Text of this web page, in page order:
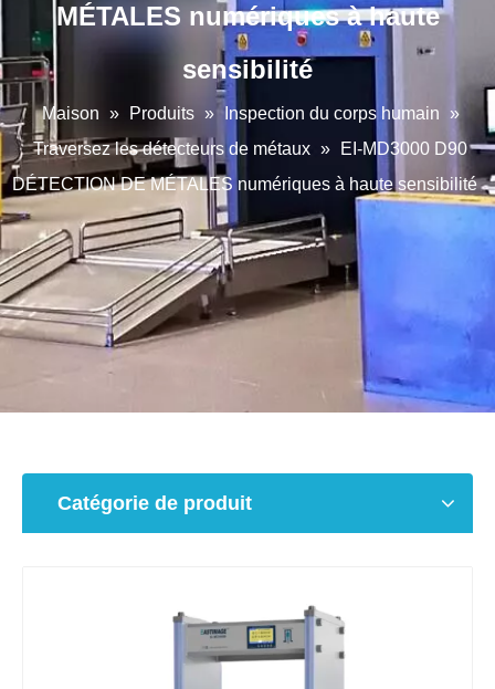
MÉTALES numériques à haute
sensibilité
Maison » Produits » Inspection du corps humain
»
Traversez les détecteurs de métaux »
EI-MD3000 D90
DÉTECTION DE MÉTALES numériques à haute sensibilité
Catégorie de produit